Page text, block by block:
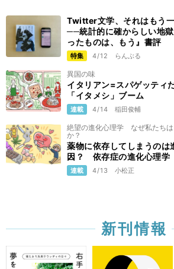
Twitter文学、それはもう
──統計的に確からしい地
ったものは、もう』書評
特集 4/12 らんぶる
異国の味
イタリアン=スパゲッティ
「イタメシ」ブーム
連載 4/14 稲田俊輔
絶望の進化心理学 なぜ私たち
か？
薬物に依存してしまうのは
因？ 依存症の進化心理学
連載 4/13 小松正
新刊情報